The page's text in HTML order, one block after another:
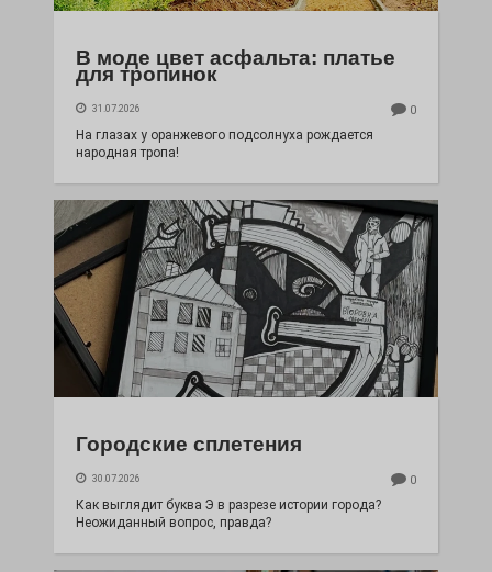
В моде цвет асфальта: платье
для тропинок
31.07.2026 0
На глазах у оранжевого подсолнуха рождается
народная тропа!
Городские сплетения
30.07.2026 0
Как выглядит буква Э в разрезе истории города?
Неожиданный вопрос, правда?